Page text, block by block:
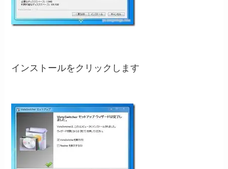
インストールをクリックします